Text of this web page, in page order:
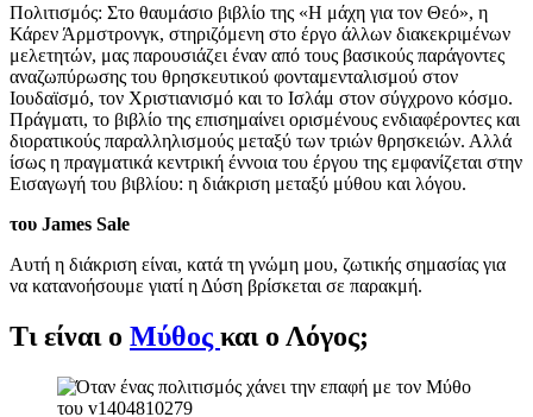
Πολιτισμός: Στο θαυμάσιο βιβλίο της «Η μάχη για τον Θεό», η
Κάρεν Άρμστρονγκ, στηριζόμενη στο έργο άλλων διακεκριμένων
μελετητών, μας παρουσιάζει έναν από τους βασικούς παράγοντες
αναζωπύρωσης του θρησκευτικού φονταμενταλισμού στον
Ιουδαϊσμό, τον Χριστιανισμό και το Ισλάμ στον σύγχρονο κόσμο.
Πράγματι, το βιβλίο της επισημαίνει ορισμένους ενδιαφέροντες και
διορατικούς παραλληλισμούς μεταξύ των τριών θρησκειών. Αλλά
ίσως η πραγματικά κεντρική έννοια του έργου της εμφανίζεται στην
Εισαγωγή του βιβλίου: η διάκριση μεταξύ μύθου και λόγου.
του James Sale
Αυτή η διάκριση είναι, κατά τη γνώμη μου, ζωτικής σημασίας για
να κατανοήσουμε γιατί η Δύση βρίσκεται σε παρακμή.
Τι είναι ο Μύθος και ο Λόγος;